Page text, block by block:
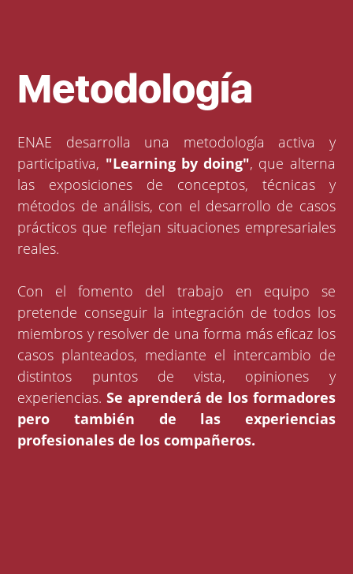
Metodología
ENAE desarrolla una metodología activa y
participativa, "Learning by doing", que alterna
las exposiciones de conceptos, técnicas y
métodos de análisis, con el desarrollo de casos
prácticos que reflejan situaciones empresariales
reales.
Con el fomento del trabajo en equipo se
pretende conseguir la integración de todos los
miembros y resolver de una forma más eficaz los
casos planteados, mediante el intercambio de
distintos puntos de vista, opiniones y
experiencias.Se aprenderá de los formadores
pero también de las experiencias
profesionales de los compañeros.